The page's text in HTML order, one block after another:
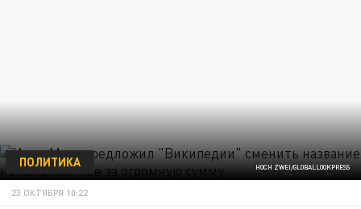
HOCH ZWEI/GLOBALLOOKPRESS
ПОЛИТИКА
23 ОКТЯБРЯ 10:22